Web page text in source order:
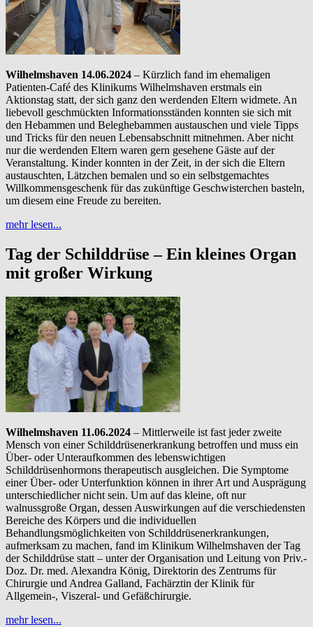
Wilhelmshaven 14.06.2024 – Kürzlich fand im ehemaligen
Patienten-Café des Klinikums Wilhelmshaven erstmals ein
Aktionstag statt, der sich ganz den werdenden Eltern widmete. An
liebevoll geschmückten Informationsständen konnten sie sich mit
den Hebammen und Beleghebammen austauschen und viele Tipps
und Tricks für den neuen Lebensabschnitt mitnehmen. Aber nicht
nur die werdenden Eltern waren gern gesehene Gäste auf der
Veranstaltung. Kinder konnten in der Zeit, in der sich die Eltern
austauschten, Lätzchen bemalen und so ein selbstgemachtes
Willkommensgeschenk für das zukünftige Geschwisterchen basteln,
um diesem eine Freude zu bereiten.
mehr lesen...
Tag der Schilddrüse – Ein kleines Organ
mit großer Wirkung
Wilhelmshaven 11.06.2024 – Mittlerweile ist fast jeder zweite
Mensch von einer Schilddrüsenerkrankung betroffen und muss ein
Über- oder Unteraufkommen des lebenswichtigen
Schilddrüsenhormons therapeutisch ausgleichen. Die Symptome
einer Über- oder Unterfunktion können in ihrer Art und Ausprägung
unterschiedlicher nicht sein. Um auf das kleine, oft nur
walnussgroße Organ, dessen Auswirkungen auf die verschiedensten
Bereiche des Körpers und die individuellen
Behandlungsmöglichkeiten von Schilddrüsenerkrankungen,
aufmerksam zu machen, fand im Klinikum Wilhelmshaven der Tag
der Schilddrüse statt – unter der Organisation und Leitung von Priv.-
Doz. Dr. med. Alexandra König, Direktorin des Zentrums für
Chirurgie und Andrea Galland, Fachärztin der Klinik für
Allgemein-, Viszeral- und Gefäßchirurgie.
mehr lesen...